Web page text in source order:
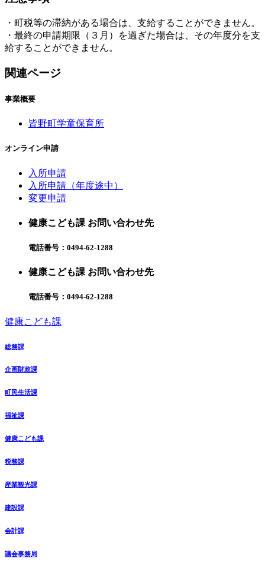
・町税等の滞納がある場合は、支給することができません。
・最終の申請期限（３月）を過ぎた場合は、その年度分を支
給することができません。
関連ページ
事業概要
皆野町学童保育所
オンライン申請
入所申請
入所申請（年度途中）
変更申請
健康こども課 お問い合わせ先
電話番号： 0494-62-1288
健康こども課 お問い合わせ先
電話番号： 0494-62-1288
健康こども課
総務課
企画財政課
町民生活課
福祉課
健康こども課
税務課
産業観光課
建設課
会計課
議会事務局